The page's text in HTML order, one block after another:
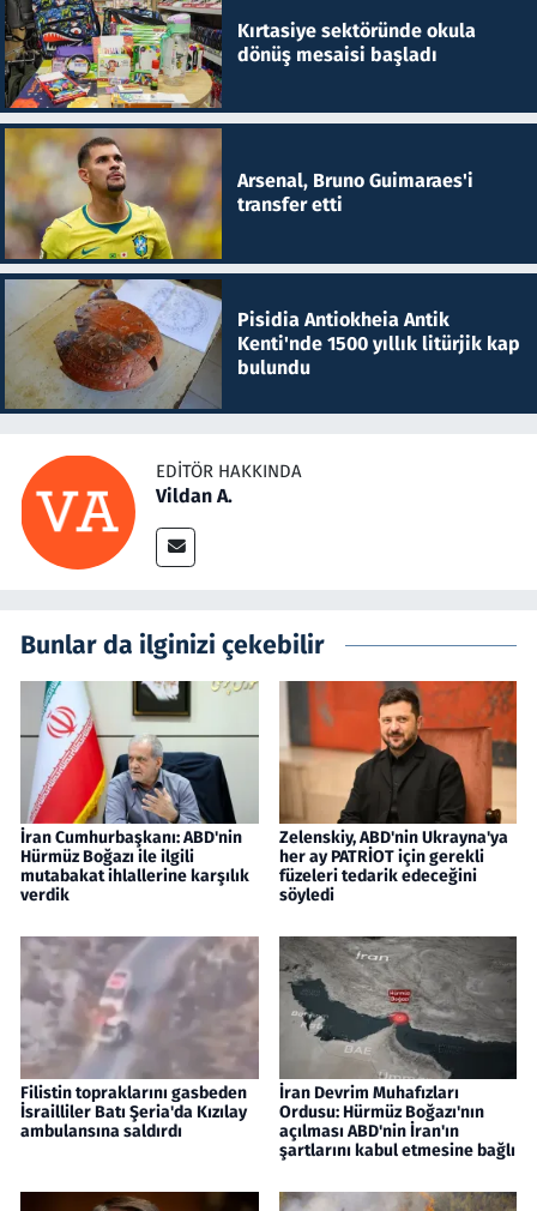
Kırtasiye sektöründe okula
dönüş mesaisi başladı
Arsenal, Bruno Guimaraes'i
transfer etti
Pisidia Antiokheia Antik
Kenti'nde 1500 yıllık litürjik kap
bulundu
EDITÖR HAKKINDA
Vildan A.
Bunlar da ilginizi çekebilir
İran Cumhurbaşkanı: ABD'nin
Hürmüz Boğazı ile ilgili
mutabakat ihlallerine karşılık
verdik
Zelenskiy, ABD'nin Ukrayna'ya
her ay PATRİOT için gerekli
füzeleri tedarik edeceğini
söyledi
Filistin topraklarını gasbeden
İsrailliler Batı Şeria'da Kızılay
ambulansına saldırdı
İran Devrim Muhafızları
Ordusu: Hürmüz Boğazı'nın
açılması ABD'nin İran'ın
şartlarını kabul etmesine bağlı